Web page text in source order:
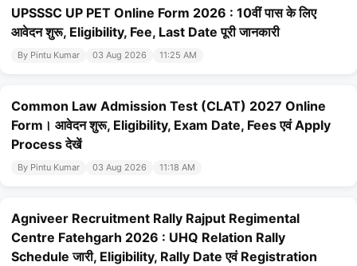
UPSSSC UP PET Online Form 2026 : 10वीं पास के लिए
आवेदन शुरू, Eligibility, Fee, Last Date पूरी जानकारी
By Pintu Kumar 03 Aug 2026 11:25 AM
Common Law Admission Test (CLAT) 2027 Online
Form। आवेदन शुरू, Eligibility, Exam Date, Fees एवं Apply
Process देखें
By Pintu Kumar 03 Aug 2026 11:18 AM
Agniveer Recruitment Rally Rajput Regimental
Centre Fatehgarh 2026 : UHQ Relation Rally
Schedule जारी, Eligibility, Rally Date एवं Registration